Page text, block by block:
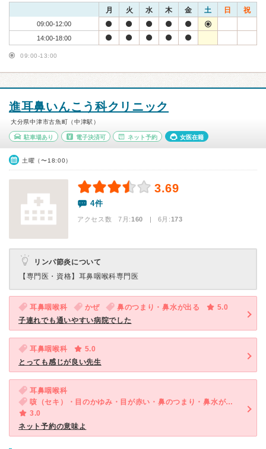
月 火 水 木 金 土 日 祝
09:00-12:00
14:00-18:00
09:00-13:00
進耳鼻いんこう科クリニック
大分県中津市古魚町（中津駅）
駐車場あり 電子決済可 ネット予約 女医在籍
土曜（〜18:00）
3.69
4件
アクセス数 7月:160 | 6月:173
リンパ節炎について
【専門医・資格】 耳鼻咽喉科専門医
耳鼻咽喉科 かぜ 鼻のつまり・鼻水が出る
5.0
子連れでも通いやすい病院でした
耳鼻咽喉科
5.0
とっても感じが良い先生
耳鼻咽喉科
咳（セキ）・目のかゆみ・目が赤い・鼻のつまり・鼻水が出る
3.0
ネット予約の意味よ